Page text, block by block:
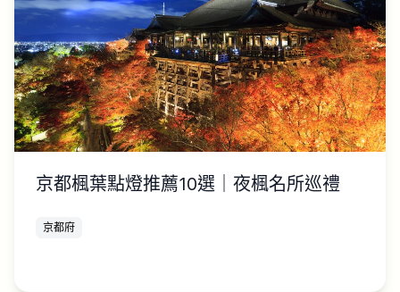
京都楓葉點燈推薦10選｜夜楓名所巡禮
京都府